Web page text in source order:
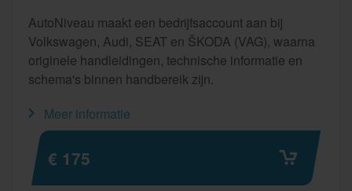
AutoNiveau maakt een bedrijfsaccount aan bij
Volkswagen, Audi, SEAT en ŠKODA (VAG), waarna
originele handleidingen, technische informatie en
schema's binnen handbereik zijn.
Meer informatie
€ 175